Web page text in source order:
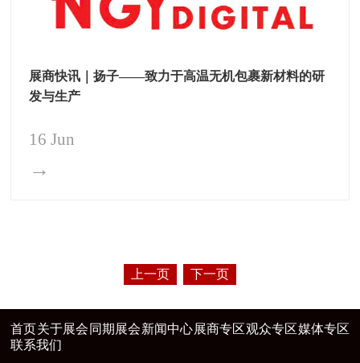
展商快讯｜扬子——致力于高温无机包裹新材料的研
发与生产
16 Jun
→
上一页 下一页
首页关于展会 同期展会新闻中心展商专区观众专区媒体专区
联系我们